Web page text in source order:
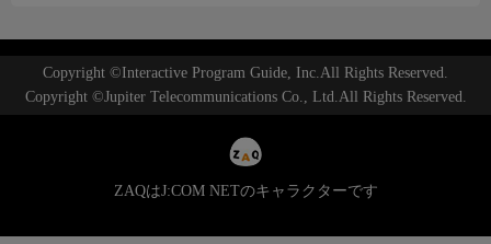
Copyright ©Interactive Program Guide, Inc.All Rights Reserved.
Copyright ©Jupiter Telecommunications Co., Ltd.All Rights Reserved.
ZAQはJ:COM NETのキャラクターです